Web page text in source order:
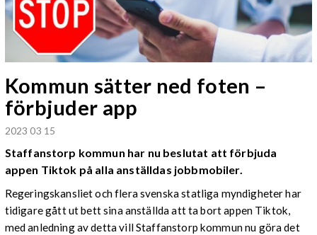
Kommun sätter ned foten –
förbjuder app
2023 03 15
Staffanstorp kommun har nu beslutat att förbjuda
appen Tiktok på alla anställdas jobbmobiler.
Regeringskansliet och flera svenska statliga myndigheter har
tidigare gått ut bett sina anställda att ta bort appen Tiktok,
med anledning av detta vill Staffanstorp kommun nu göra det